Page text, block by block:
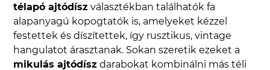
télapó ajtódísz választékban találhatók fa
alapanyagú kopogtatók is, amelyeket kézzel
festettek és díszítettek, így rusztikus, vintage
hangulatot árasztanak. Sokan szeretik ezeket a
mikulás ajtódísz darabokat kombinálni más téli